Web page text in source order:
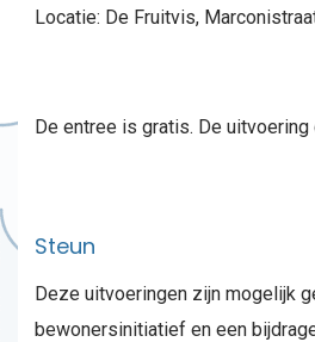
Locatie: De Fruitvis,
De entree is gratis. De uitvoering
Steun
Deze uitvoeringen zijn mogelijk
bewonersinitiatief en een